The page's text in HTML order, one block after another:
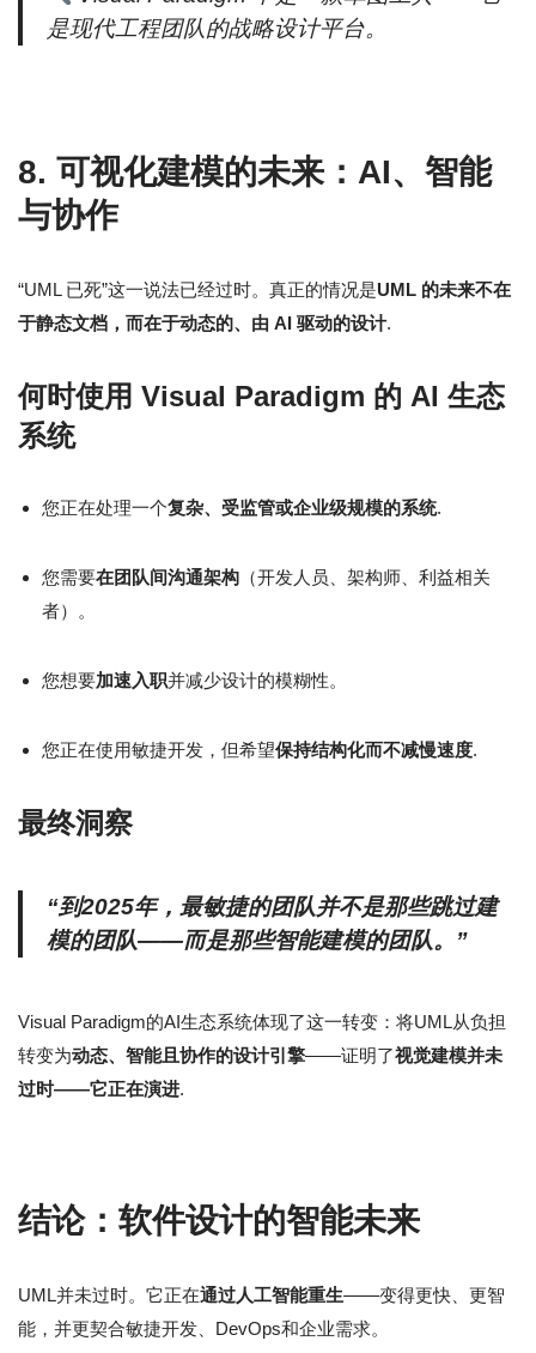
是现代工程团队的战略设计平台。
8. 可视化建模的未来：AI、智能
与协作
“UML 已死”这一说法已经过时。真正的情况是UML 的未来不在
于静态文档，而在于动态的、由 AI 驱动的设计.
何时使用 Visual Paradigm 的 AI 生态
系统
您正在处理一个复杂、受监管或企业级规模的系统.
您需要在团队间沟通架构 （开发人员、架构师、利益相关
者）。
您想要加速入职并减少设计的模糊性。
您正在使用敏捷开发，但希望保持结构化而不减慢速度.
最终洞察
“到2025年，最敏捷的团队并不是那些跳过建
模的团队——而是那些智能建模的团队。”
Visual Paradigm的AI生态系统体现了这一转变：将UML从负担
转变为动态、智能且协作的设计引擎——证明了视觉建模并未
过时——它正在演进.
结论：软件设计的智能未来
UML并未过时。它正在通过人工智能重生——变得更快、更智
能，并更契合敏捷开发、DevOps和企业需求。